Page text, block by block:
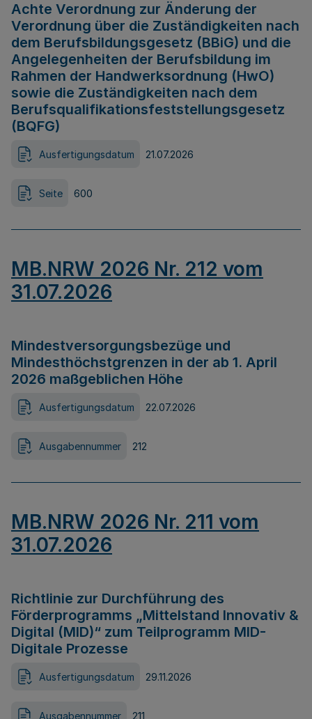
Achte Verordnung zur Änderung der
Verordnung über die Zuständigkeiten nach
dem Berufsbildungsgesetz (BBiG) und die
Angelegenheiten der Berufsbildung im
Rahmen der Handwerksordnung (HwO)
sowie die Zuständigkeiten nach dem
Berufsqualifikationsfeststellungsgesetz
(BQFG)
Ausfertigungsdatum 21.07.2026
Seite 600
MB.NRW 2026 Nr. 212 vom
31.07.2026
Mindestversorgungsbezüge und
Mindesthöchstgrenzen in der ab 1. April
2026 maßgeblichen Höhe
Ausfertigungsdatum 22.07.2026
Ausgabennummer 212
MB.NRW 2026 Nr. 211 vom
31.07.2026
Richtlinie zur Durchführung des
Förderprogramms „Mittelstand Innovativ &
Digital (MID)“ zum Teilprogramm MID-
Digitale Prozesse
Ausfertigungsdatum 29.11.2026
Ausgabennummer 211